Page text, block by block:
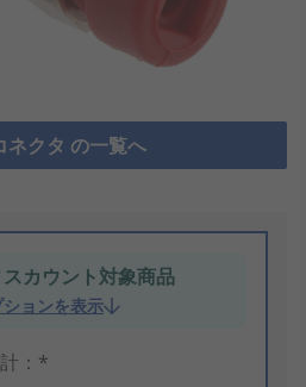
ネクタ の一覧へ
カウント対象商品
ョンを表示
：*